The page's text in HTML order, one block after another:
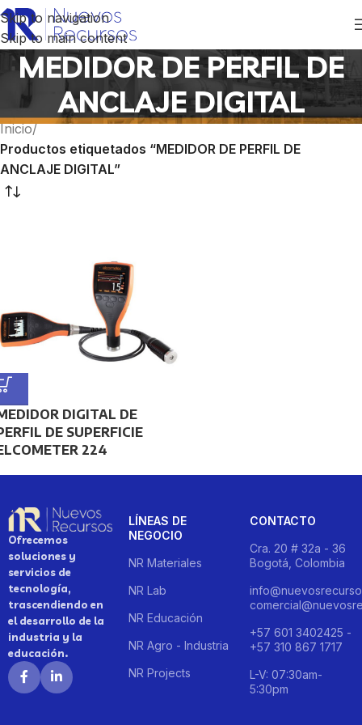
Skip to navigation
Skip to main content
MEDIDOR DE PERFIL DE
ANCLAJE DIGITAL
Inicio/
Productos etiquetados “MEDIDOR DE PERFIL DE
ANCLAJE DIGITAL”
DIGITAL DE
DE SUPERFICIE
224
Ofrecemos
soluciones y
servicios de
tecnología,
trascendiendo en
el desarrollo de la
industria y la
educación.
LÍNEAS DE
NEGOCIO
NR Materiales
NR Lab
NR Educación
NR Agro - Industria
NR Projects
CONTACTO
Cra. 20 # 32a - 36
Bogotá, Colombia
+57 601 3402425 -
+57 310 867 1717
L-V: 07:30am-
5:30pm